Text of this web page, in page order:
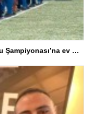
Akçakoca, Geleneksel Türk Okçuluğu Şampiyonası’na ev sahipliği yapıyor